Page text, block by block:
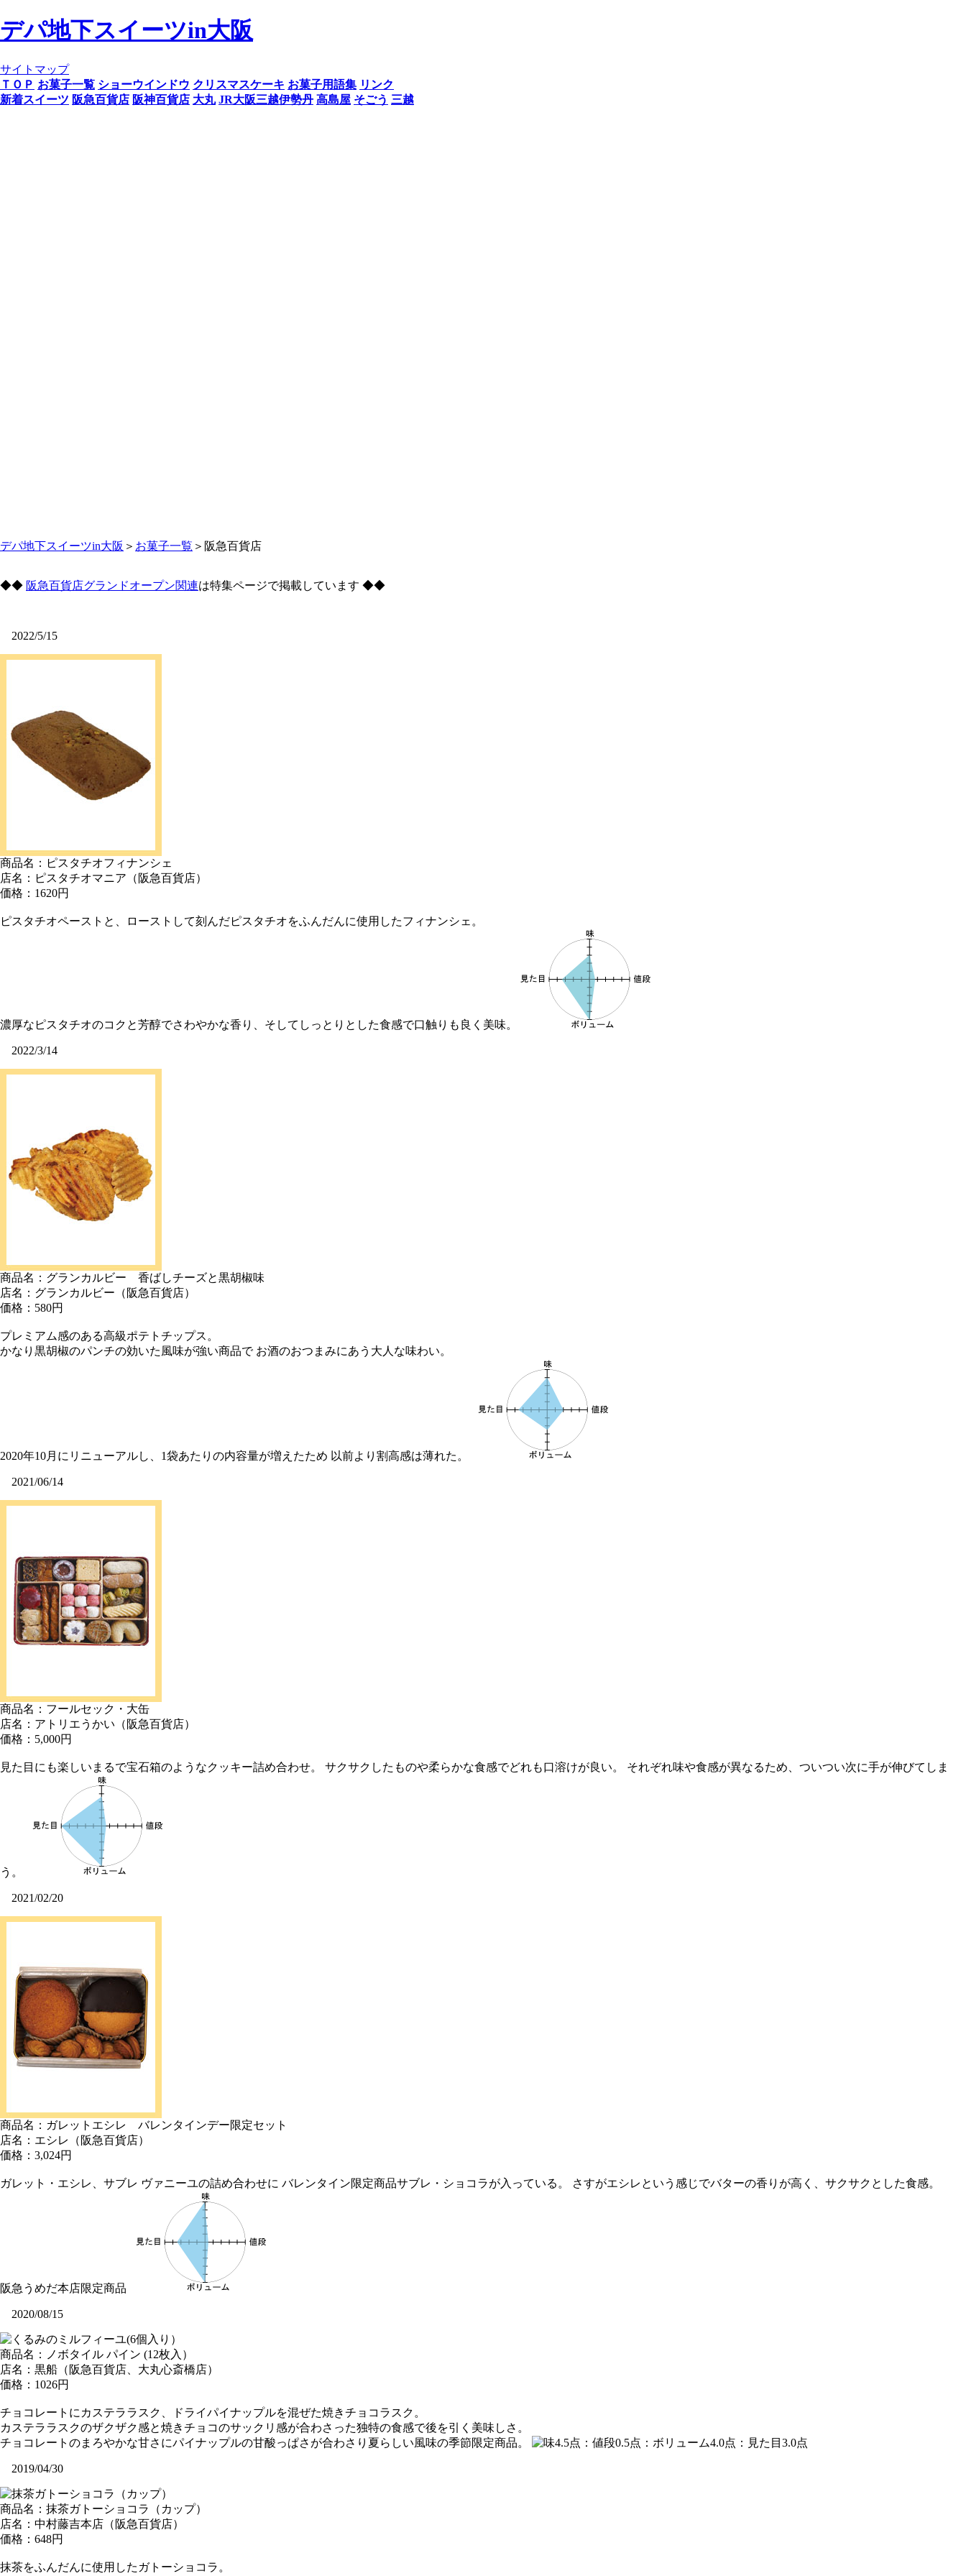
デパ地下スイーツin大阪
サイトマップ
ＴＯＰ お菓子一覧 ショーウインドウ クリスマスケーキ お菓子用語集 リンク
新着スイーツ 阪急百貨店 阪神百貨店 大丸 JR大阪三越伊勢丹 高島屋 そごう 三越
デパ地下スイーツin大阪 ＞ お菓子一覧 ＞阪急百貨店
◆◆ 阪急百貨店グランドオープン関連は特集ページで掲載しています ◆◆
2022/5/15
商品名：ピスタチオフィナンシェ
店名：ピスタチオマニア（阪急百貨店）
価格：1620円
ピスタチオペーストと、ローストして刻んだピスタチオをふんだんに使用したフィナンシェ。
濃厚なピスタチオのコクと芳醇でさわやかな香り、そしてしっとりとした食感で口触りも良く美味。
2022/3/14
商品名：グランカルビー 香ばしチーズと黒胡椒味
店名：グランカルビー（阪急百貨店）
価格：580円
プレミアム感のある高級ポテトチップス。
かなり黒胡椒のパンチの効いた風味が強い商品で お酒のおつまみにあう大人な味わい。
2020年10月にリニューアルし、1袋あたりの内容量が増えたため 以前より割高感は薄れた。
2021/06/14
商品名：フールセック・大缶
店名：アトリエうかい（阪急百貨店）
価格：5,000円
見た目にも楽しいまるで宝石箱のようなクッキー詰め合わせ。 サクサクしたものや柔らかな食感でどれも口溶けが良い。 それぞれ味や食感が異なるため、ついつい次に手が伸びてしま
う。
2021/02/20
商品名：ガレットエシレ バレンタインデー限定セット
店名：エシレ（阪急百貨店）
価格：3,024円
ガレット・エシレ、サブレ ヴァニーユの詰め合わせに バレンタイン限定商品サブレ・ショコラが入っている。 さすがエシレという感じでバターの香りが高く、サクサクとした食感。
阪急うめだ本店限定商品
2020/08/15
商品名：ノボタイル パイン (12枚入）
店名：黒船（阪急百貨店、大丸心斎橋店）
価格：1026円
チョコレートにカステララスク、ドライパイナップルを混ぜた焼きチョコラスク。
カステララスクのザクザク感と焼きチョコのサックリ感が合わさった独特の食感で後を引く美味しさ。
チョコレートのまろやかな甘さにパイナップルの甘酸っぱさが合わさり夏らしい風味の季節限定商品。
2019/04/30
商品名：抹茶ガトーショコラ（カップ）
店名：中村藤吉本店（阪急百貨店）
価格：648円
抹茶をふんだんに使用したガトーショコラ。